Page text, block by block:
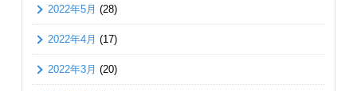
2022年5月 (28)
2022年4月 (17)
2022年3月 (20)